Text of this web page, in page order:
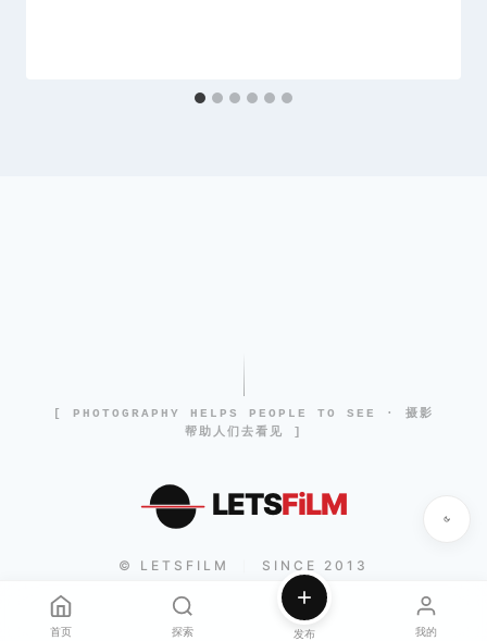
[ PHOTOGRAPHY HELPS PEOPLE TO SEE · 摄影
帮助人们去看见 ]
LETSFiLM
© LETSFILM SINCE 2013
首页 探索 发布 我的